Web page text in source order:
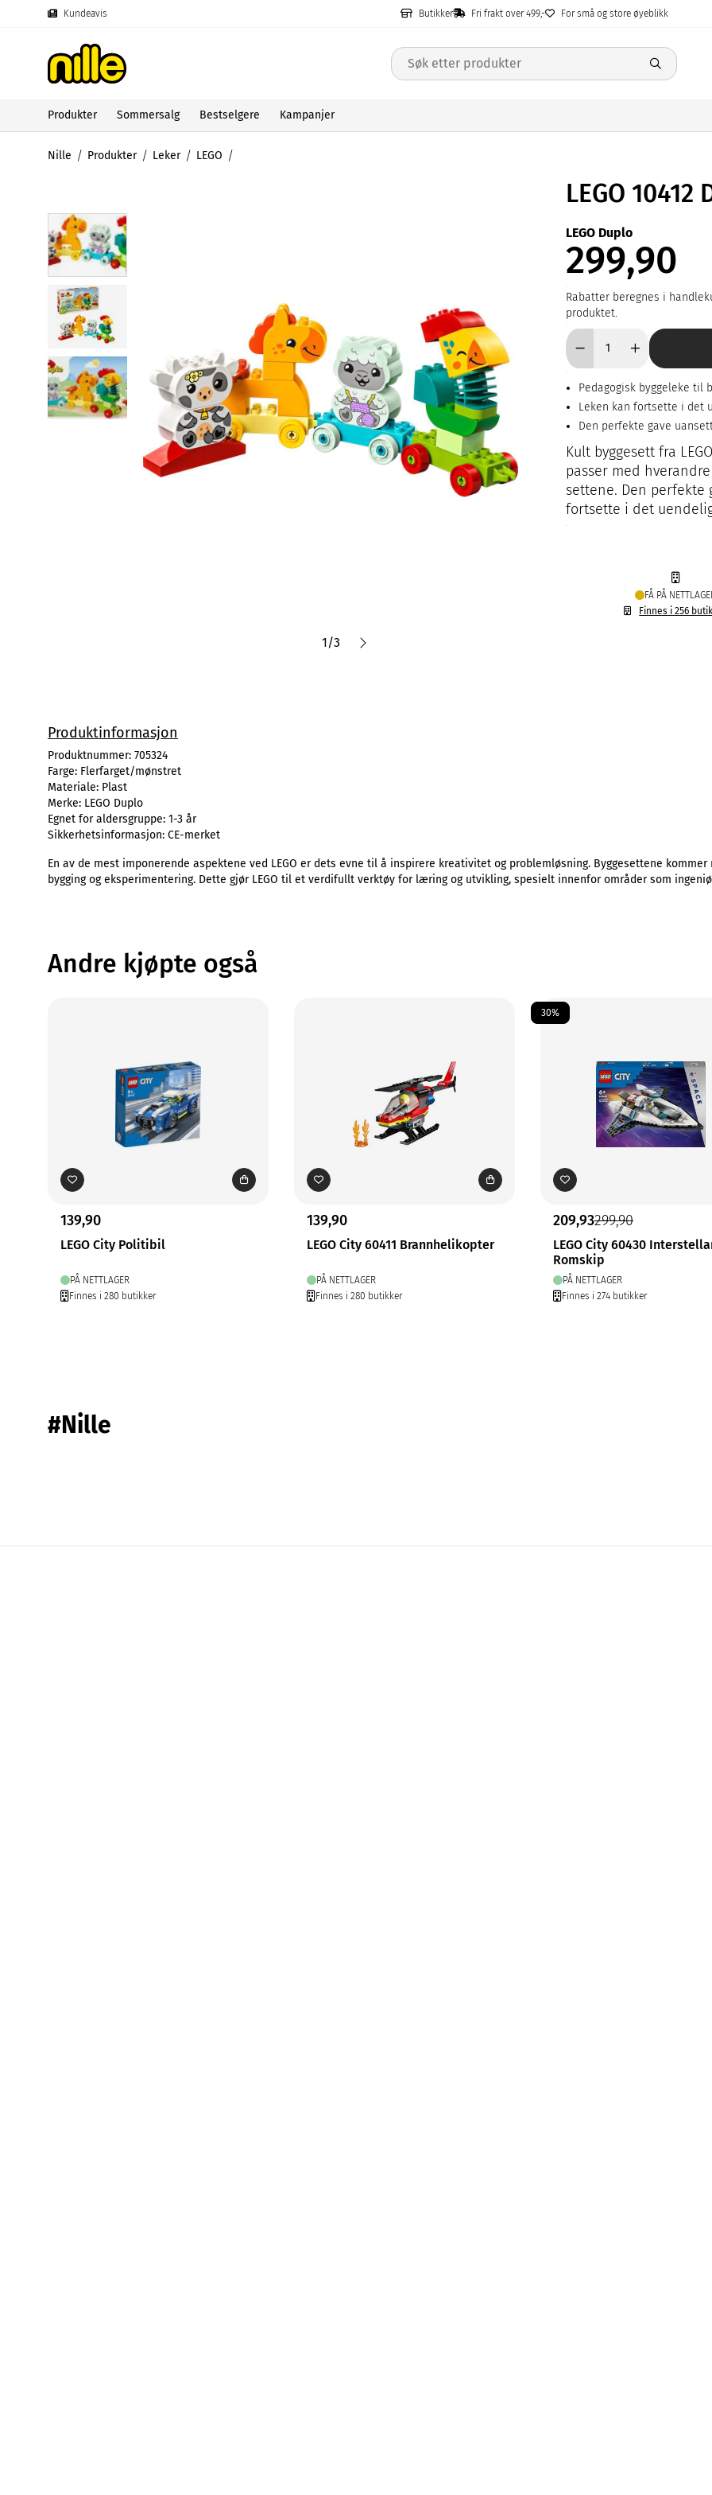
Kundeavis Butikker Fri frakt over 499,- For små og store øyeblikk
Produkter Sommersalg Bestselgere Kampanjer
Nille Produkter Leker LEGO
1/3
LEGO
LEGO Duplo
299,90
Rabatter beregnes i
produktet.
Pedagogisk byggeleke til
Leken kan fortsette i det
Den perfekte gave
Kult byggesett fra
passer med
settene. Den perfekte
fortsette i det
FÅ PÅ
Finnes i 256
Produktinformasjon
Produktnummer: 705324
Farge: Flerfarget/mønstret
Materiale: Plast
Merke: LEGO Duplo
Egnet for aldersgruppe: 1-3 år
Sikkerhetsinformasjon: CE-merket
En av de mest imponerende aspektene ved LEGO er dets evne til å inspirere kreativitet og problemløsning. Byggesettene
bygging og eksperimentering. Dette gjør LEGO til et verdifullt verktøy for læring og utvikling, spesielt innenfor områder som
Andre kjøpte også
139,90
LEGO City Politibil
PÅ NETTLAGER
Finnes i 280 butikker
139,90
LEGO City 60411 Brannhelikopter
PÅ NETTLAGER
Finnes i 280 butikker
30%
209,93299,90
LEGO City 60430
Romskip
PÅ NETTLAGER
Finnes i 274 butikker
#Nille